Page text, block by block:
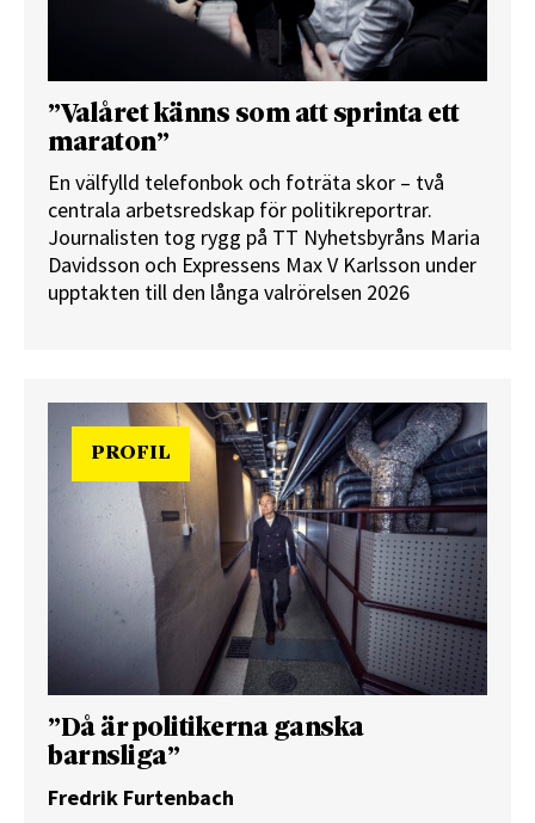
”Valåret känns som att sprinta ett
maraton”
En välfylld telefonbok och foträta skor – två
centrala arbetsredskap för politikreportrar.
Journalisten tog rygg på TT Nyhetsbyråns Maria
Davidsson och Expressens Max V Karlsson under
upptakten till den långa valrörelsen 2026
PROFIL
”Då är politikerna ganska
barnsliga”
Fredrik Furtenbach